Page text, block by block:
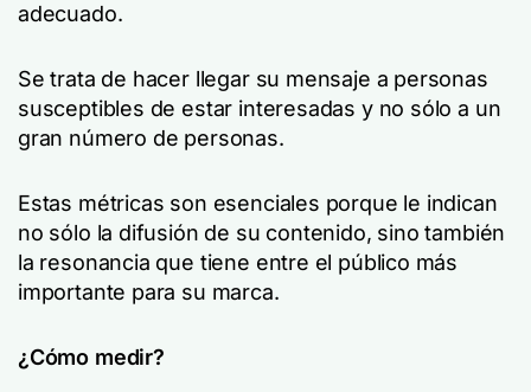
adecuado.
Se trata de hacer llegar su mensaje a personas
susceptibles de estar interesadas y no sólo a un
gran número de personas.
Estas métricas son esenciales porque le indican
no sólo la difusión de su contenido, sino también
la resonancia que tiene entre el público más
importante para su marca.
¿Cómo medir?